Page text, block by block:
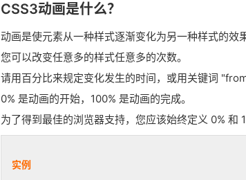
CSS3动画是什么？
动画是使元素从一种样式逐渐变化为另一种样式的效果
您可以改变任意多的样式任意多的次数。
请用百分比来规定变化发生的时间，或用关键词
0% 是动画的开始，100% 是动画的完成。
为了得到最佳的浏览器支持，您应该始终定义 0% 和
实例